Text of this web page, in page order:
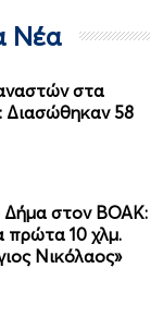
Νέα
στα
Διασώθηκαν 58
Δήμα στον ΒΟΑΚ:
πρώτα 10 χλμ.
Νικόλαος»